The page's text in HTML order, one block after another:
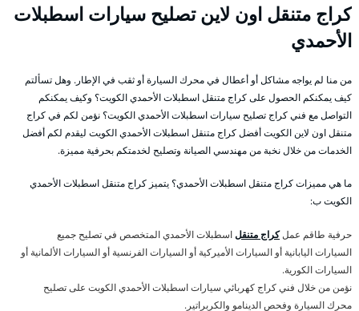
كراج متنقل اون لاين تصليح سيارات اسطبلات
الأحمدي
من منا لم يواجه مشاكل أو أعطال في محرك السيارة أو ثقب في الإطار. وهل تسألتم
كيف يمكنكم الحصول على كراج متنقل اسطبلات الأحمدي الكويت؟ وكيف يمكنكم
التواصل مع فني كراج تصليح سيارات اسطبلات الأحمدي الكويت؟ نؤمن لكم في كراج
متنقل اون لاين الكويت أفضل كراج متنقل اسطبلات الأحمدي الكويت ليقدم لكم أفضل
الخدمات من خلال نخبة من مهندسي الصيانة وتصليح لخدمتكم بحرفية مميزة.
ما هي مميزات كراج متنقل اسطبلات الأحمدي؟ يتميز كراج متنقل اسطبلات الأحمدي
الكويت ب:
حرفية طاقم عملكراج متنقلاسطبلات الأحمدي المتخصص في تصليح جميع
السيارات اليابانية أو السيارات الأميركية أو السيارات الفرنسية أو السيارات الألمانية أو
السيارات الكورية.
نؤمن من خلال فني كراج كهربائي سيارات اسطبلات الأحمدي الكويت على تصليح
محرك السيارة وفحص الدينامو والكربراتير.